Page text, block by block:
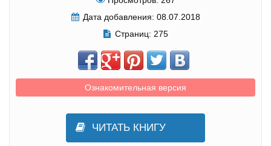
Дата добавления: 08.07.2018
Страниц: 275
Ознакомительная версия
ЧИТАТЬ КНИГУ